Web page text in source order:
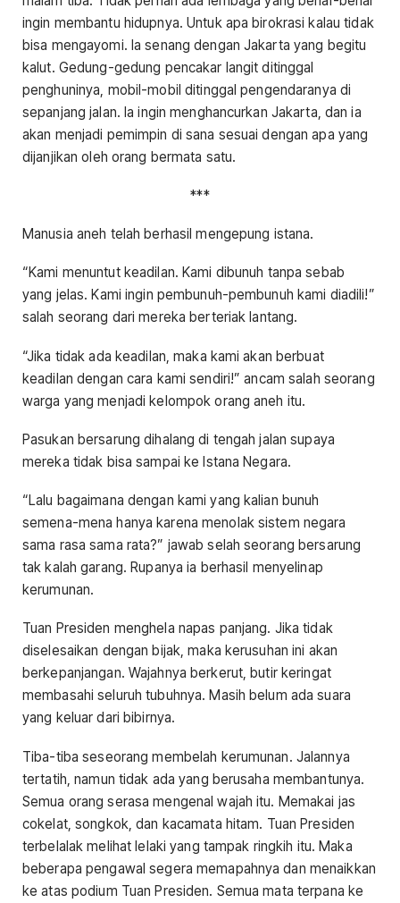
ingin membantu hidupnya. Untuk apa birokrasi kalau tidak
bisa mengayomi. Ia senang dengan Jakarta yang begitu
kalut. Gedung-gedung pencakar langit ditinggal
penghuninya, mobil-mobil ditinggal pengendaranya di
sepanjang jalan. Ia ingin menghancurkan Jakarta, dan ia
akan menjadi pemimpin di sana sesuai dengan apa yang
dijanjikan oleh orang bermata satu.
***
Manusia aneh telah berhasil mengepung istana.
“Kami menuntut keadilan. Kami dibunuh tanpa sebab
yang jelas. Kami ingin pembunuh-pembunuh kami diadili!”
salah seorang dari mereka berteriak lantang.
“Jika tidak ada keadilan, maka kami akan berbuat
keadilan dengan cara kami sendiri!” ancam salah seorang
warga yang menjadi kelompok orang aneh itu.
Pasukan bersarung dihalang di tengah jalan supaya
mereka tidak bisa sampai ke Istana Negara.
“Lalu bagaimana dengan kami yang kalian bunuh
semena-mena hanya karena menolak sistem negara
sama rasa sama rata?” jawab selah seorang bersarung
tak kalah garang. Rupanya ia berhasil menyelinap
kerumunan.
Tuan Presiden menghela napas panjang. Jika tidak
diselesaikan dengan bijak, maka kerusuhan ini akan
berkepanjangan. Wajahnya berkerut, butir keringat
membasahi seluruh tubuhnya. Masih belum ada suara
yang keluar dari bibirnya.
Tiba-tiba seseorang membelah kerumunan. Jalannya
tertatih, namun tidak ada yang berusaha membantunya.
Semua orang serasa mengenal wajah itu. Memakai jas
cokelat, songkok, dan kacamata hitam. Tuan Presiden
terbelalak melihat lelaki yang tampak ringkih itu. Maka
beberapa pengawal segera memapahnya dan menaikkan
ke atas podium Tuan Presiden. Semua mata terpana ke